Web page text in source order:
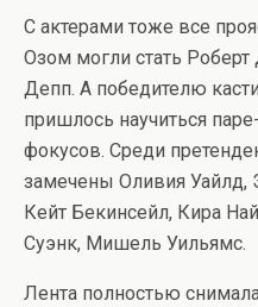
С актерами тоже все
Озом могли стать
Депп. А победителю
пришлось научиться
фокусов. Среди
замечены Оливия
Кейт Бекинсейл, Кира
Суэнк, Мишель Уильямс.
Лента полностью